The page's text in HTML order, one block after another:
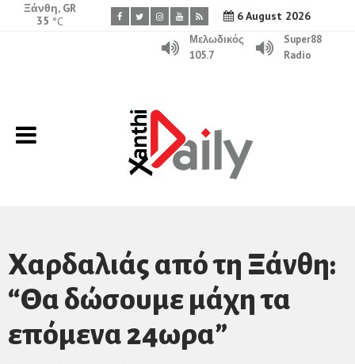
6 August 2026
Ξάνθη, GR
35 °C
Μελωδικός
105.7
Super88
Radio
Χαρδαλιάς από τη Ξάνθη:
“Θα δώσουμε μάχη τα
επόμενα 24ωρα”